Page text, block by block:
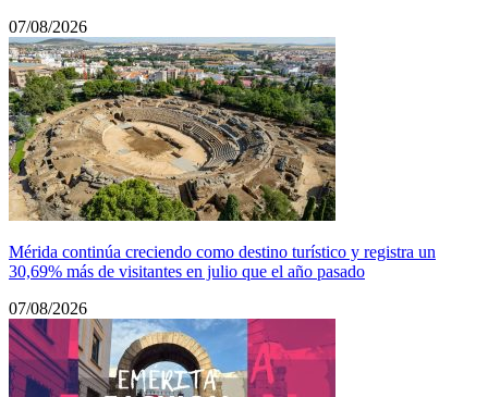
07/08/2026
Mérida continúa creciendo como destino turístico y registra un
30,69% más de visitantes en julio que el año pasado
07/08/2026